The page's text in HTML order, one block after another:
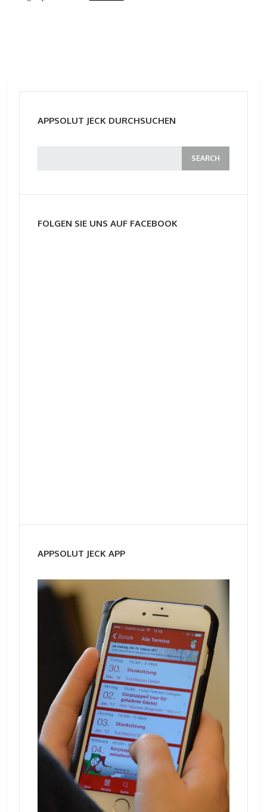
APPSOLUT JECK DURCHSUCHEN
FOLGEN SIE UNS AUF FACEBOOK
APPSOLUT JECK APP